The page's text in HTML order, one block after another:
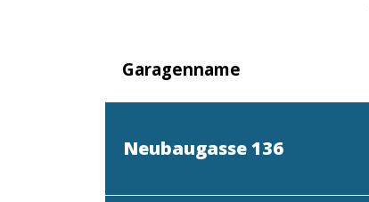
Garagenname
Neubaugasse 136